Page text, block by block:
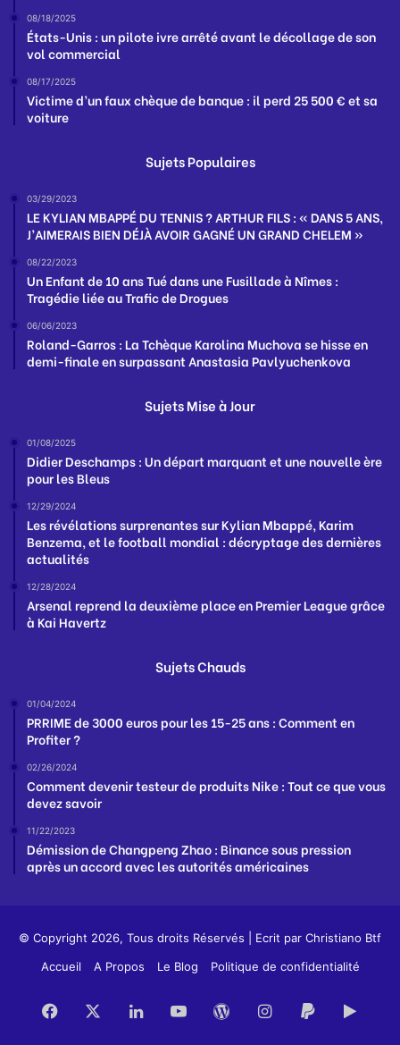
08/18/2025
États-Unis : un pilote ivre arrêté avant le décollage de son
vol commercial
08/17/2025
Victime d’un faux chèque de banque : il perd 25 500 € et sa
voiture
Sujets Populaires
03/29/2023
LE KYLIAN MBAPPÉ DU TENNIS ? ARTHUR FILS : « DANS 5 ANS,
J’AIMERAIS BIEN DÉJÀ AVOIR GAGNÉ UN GRAND CHELEM »
08/22/2023
Un Enfant de 10 ans Tué dans une Fusillade à Nîmes :
Tragédie liée au Trafic de Drogues
06/06/2023
Roland-Garros : La Tchèque Karolina Muchova se hisse en
demi-finale en surpassant Anastasia Pavlyuchenkova
Sujets Mise à Jour
01/08/2025
Didier Deschamps : Un départ marquant et une nouvelle ère
pour les Bleus
12/29/2024
Les révélations surprenantes sur Kylian Mbappé, Karim
Benzema, et le football mondial : décryptage des dernières
actualités
12/28/2024
Arsenal reprend la deuxième place en Premier League grâce
à Kai Havertz
Sujets Chauds
01/04/2024
PRRIME de 3000 euros pour les 15-25 ans : Comment en
Profiter ?
02/26/2024
Comment devenir testeur de produits Nike : Tout ce que vous
devez savoir
11/22/2023
Démission de Changpeng Zhao : Binance sous pression
après un accord avec les autorités américaines
© Copyright 2026, Tous droits Réservés | Ecrit par Christiano Btf
Accueil
A Propos Le Blog Politique de confidentialité
Facebook LinkedinYouTubeWordPressInstagram
PayPal